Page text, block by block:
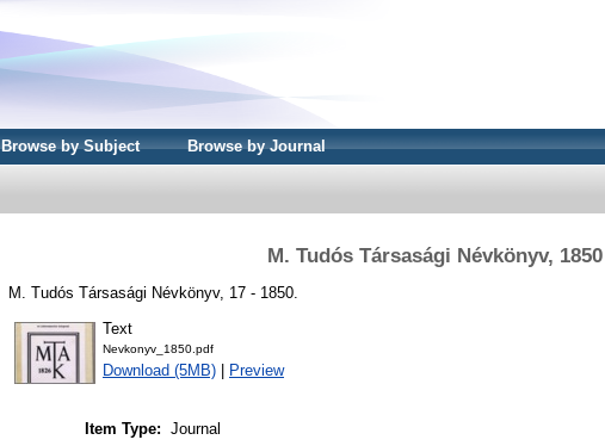
Browse by Subject Browse by Journal
M. Tudós Társasági Névkönyv, 1850
M. Tudós Társasági Névkönyv, 17 - 1850.
Text
Nevkonyv_1850.pdf
Download (5MB) Preview
Item Type: Journal